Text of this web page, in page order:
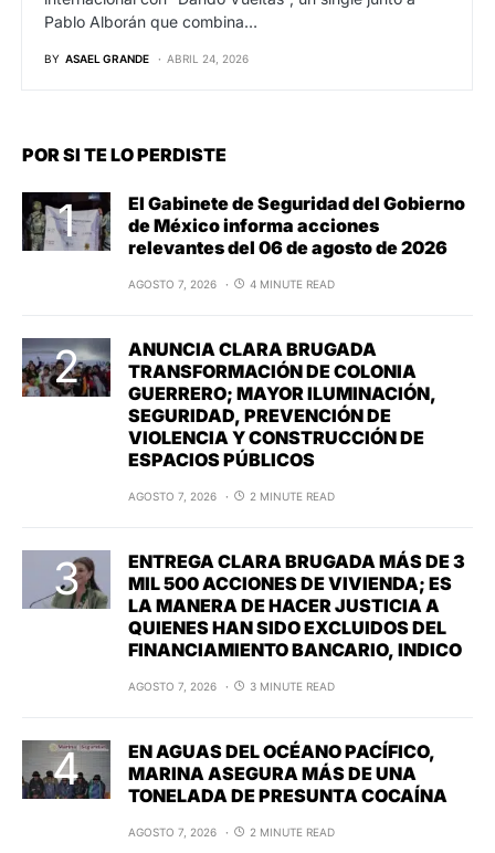
Pablo Alborán que combina…
BY ASAEL GRANDE ABRIL 24, 2026
POR SI TE LO PERDISTE
El Gabinete de Seguridad del Gobierno
de México informa acciones
relevantes del 06 de agosto de 2026
AGOSTO 7, 2026 4 MINUTE READ
ANUNCIA CLARA BRUGADA
TRANSFORMACIÓN DE COLONIA
GUERRERO; MAYOR ILUMINACIÓN,
SEGURIDAD, PREVENCIÓN DE
VIOLENCIA Y CONSTRUCCIÓN DE
ESPACIOS PÚBLICOS
AGOSTO 7, 2026 2 MINUTE READ
ENTREGA CLARA BRUGADA MÁS DE 3
MIL 500 ACCIONES DE VIVIENDA; ES
LA MANERA DE HACER JUSTICIA A
QUIENES HAN SIDO EXCLUIDOS DEL
FINANCIAMIENTO BANCARIO, INDICO
AGOSTO 7, 2026 3 MINUTE READ
EN AGUAS DEL OCÉANO PACÍFICO,
MARINA ASEGURA MÁS DE UNA
TONELADA DE PRESUNTA COCAÍNA
AGOSTO 7, 2026 2 MINUTE READ